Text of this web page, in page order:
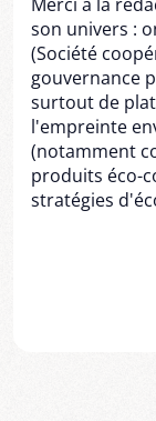
son univers :
(Société
gouvernance
surtout de
l'empreinte
(notamment
produits éco-
stratégies